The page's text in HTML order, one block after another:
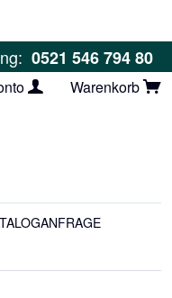
0521 546 794 80
Warenkorb